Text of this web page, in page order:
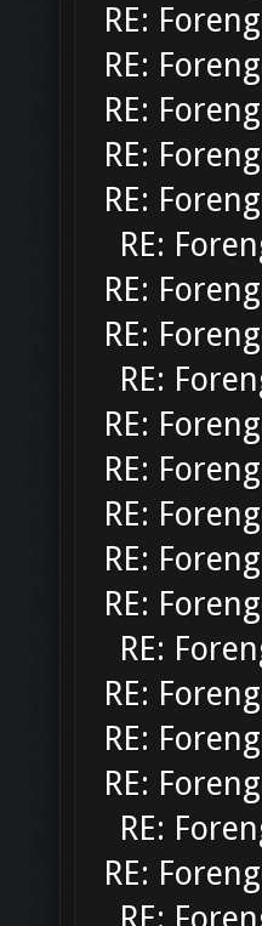
RE:
RE:
RE:
RE:
RE:
RE:
RE:
RE:
RE:
RE:
RE:
RE:
RE:
RE:
RE:
RE:
RE:
RE:
RE:
RE: